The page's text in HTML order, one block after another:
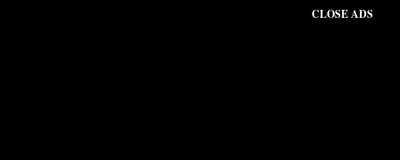
CLOSE ADS